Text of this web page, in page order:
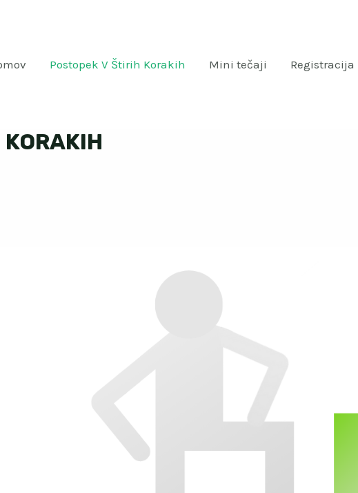
Postopek V Štirih Korakih Mini tečaji Registracija